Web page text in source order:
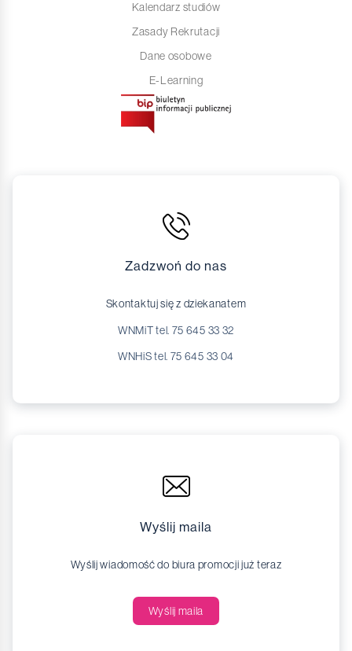
Kalendarz studiów
Zasady Rekrutacji
Dane osobowe
E-Learning
Zadzwoń do nas
Skontaktuj się z dziekanatem
WNMiT tel. 75 645 33 32
WNHiS tel. 75 645 33 04
Wyślij maila
Wyślij wiadomość do biura promocji już teraz
Wyślij maila